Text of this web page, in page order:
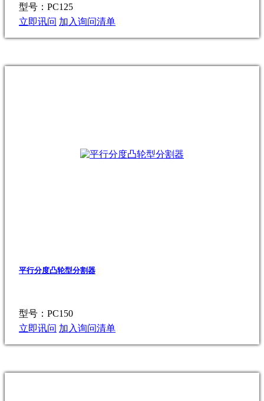
型号：PC125
立即讯问 加入询问清单
平行分度凸轮型分割器
型号：PC150
立即讯问 加入询问清单